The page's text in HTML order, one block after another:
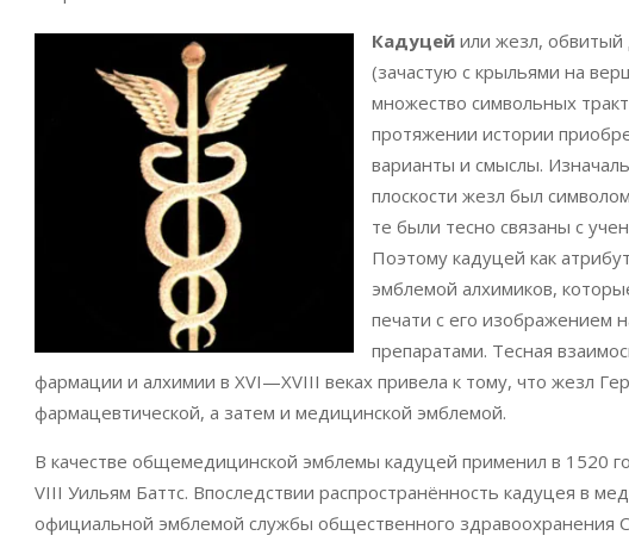
Кадуцей или жезл,
(зачастую с крыльями на
множество символьных
протяжении истории
варианты и смыслы.
плоскости жезл был
те были тесно связаны с
Поэтому кадуцей как
эмблемой алхимиков,
печати с его изображением
препаратами. Тесная
фармации и алхимии в XVI—XVIII веках привела к тому, что жезл
фармацевтической, а затем и медицинской эмблемой.
В качестве общемедицинской эмблемы кадуцей применил в 1520
VIII Уильям Баттс. Впоследствии распространённость кадуцея в
официальной эмблемой службы общественного здравоохранения